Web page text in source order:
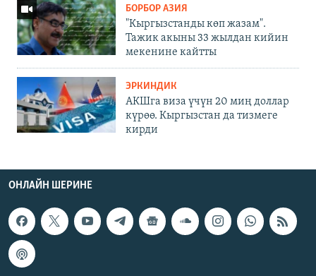
БОРБОР АЗИЯ
"Кыргызстанды көп жазам".
Тажик акыны 33 жылдан кийин
мекенине кайтты
ЭРКИНДИК
АКШга виза үчүн 20 миң доллар
күрөө. Кыргызстан да тизмеге
кирди
ОНЛАЙН ШЕРИНЕ